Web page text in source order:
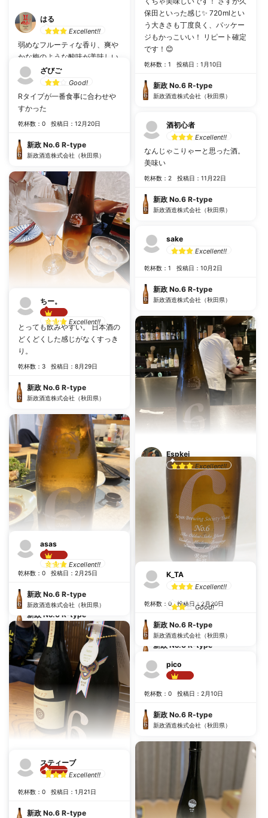
はる
Excellent!!
弱めなフルーティな香り、爽や
かな梅のような酸味が美味しい
です。 弱めな甘みと苦味があ
り、スッときれていきます。 ま
た、買えたら飲みたい美味しさ
です。
乾杯数：9 投稿日：4月13日
新政 No.6 R-type
新政酒造株式会社（秋田県）
保田といった感じ✨ 720mlとい
う大きさも丁度良く、パッケー
ジもかっこいい！ リピート確定
です！😊
乾杯数：1 投稿日：1月10日
新政 No.6 R-type
新政酒造株式会社（秋田県）
ざびご
Good!
Rタイプが一番食事に合わせや
すかった
乾杯数：0 投稿日：12月20日
新政 No.6 R-type
新政酒造株式会社（秋田県）
酒初心者
Excellent!!
なんじゃこりゃーと思った酒。
美味い
乾杯数：2 投稿日：11月22日
新政 No.6 R-type
新政酒造株式会社（秋田県）
shinya
Excellent!!
酸味が効いて爽やかだった
乾杯数：4
新政 No.6 R-type
新政酒造株式会社（秋田県）
sake
Excellent!!
乾杯数：1 投稿日：10月2日
新政 No.6 R-type
新政酒造株式会社（秋田県）
ちー。
Best!!
とっても飲みやすい。 日本酒の
どくどくした感じがなくすっき
り。
乾杯数：3 投稿日：8月29日
新政 No.6 R-type
新政酒造株式会社（秋田県）
Espkei
Excellent!!
4軒くらい回ってやっと発見！
すっきりとした酸味、若干の炭
酸感もあって美味しい。
投稿日：6月25日
新政 No.6 R-type
新政酒造株式会社（秋田県）
ぽち
Excellent!!
安定した美味しさ！
乾杯数：0 投稿日：5月29日
新政 No.6 R-type
新政酒造株式会社（秋田県）
Good!
乾杯数：1 投稿日：2月28日
新政 No.6 R-type
asas
Best!!
乾杯数：0 投稿日：2月25日
新政 No.6 R-type
新政酒造株式会社（秋田県）
K_TA
Excellent!!
乾杯数：0 投稿日：2月20日
新政 No.6 R-type
新政酒造株式会社（秋田県）
Jolla
Best!!
ラッキー。
乾杯数：5 投稿日：2月17日
pico
乾杯数：0 投稿日：2月10日
新政 No.6 R-type
新政酒造株式会社（秋田県）
スティーブ
Excellent!!
乾杯数：0 投稿日：1月21日
新政 No.6 R-type